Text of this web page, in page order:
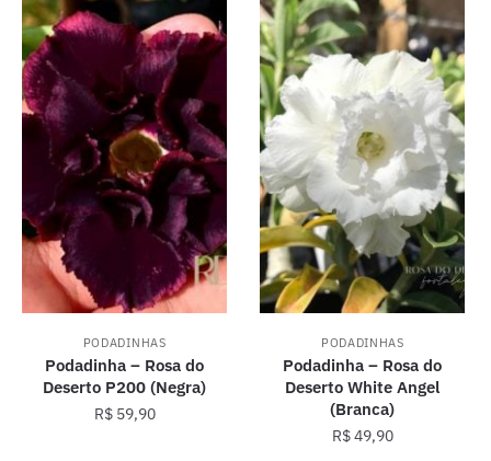
PODADINHAS
Podadinha – Rosa do
Deserto P200 (Negra)
R$59,90
PODADINHAS
Podadinha – Rosa do
Deserto White Angel
(Branca)
R$49,90